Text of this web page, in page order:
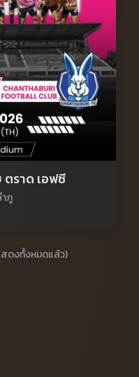
ราด เอฟซี
ภู
ดงทั้งหมดแล้ว)